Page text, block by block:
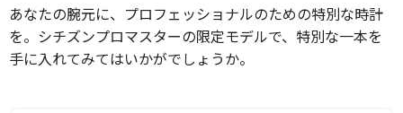
あなたの腕元に、プロフェッショナルのための特別な時計
を。シチズンプロマスターの限定モデルで、特別な一本を
手に入れてみてはいかがでしょうか。